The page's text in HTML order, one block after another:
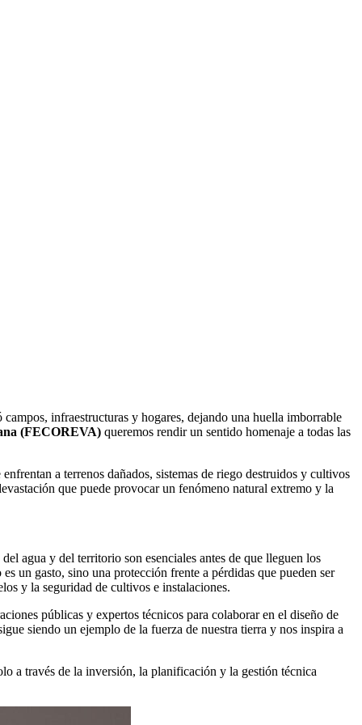
infraestructuras y hogares, dejando una huella imborrable
(FECOREVA) queremos rendir un sentido homenaje a todas las
a terrenos dañados, sistemas de riego destruidos y cultivos
que puede provocar un fenómeno natural extremo y la
agua y del territorio son esenciales antes de que lleguen los
un gasto, sino una protección frente a pérdidas que pueden ser
y la seguridad de cultivos e instalaciones.
públicas y expertos técnicos para colaborar en el diseño de
siendo un ejemplo de la fuerza de nuestra tierra y nos inspira a
a través de la inversión, la planificación y la gestión técnica